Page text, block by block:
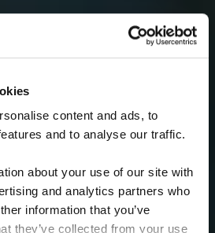
content and ads, to
and to analyse our traffic.
about your use of our site with
and analytics partners who
information that you’ve
they’ve collected from your use